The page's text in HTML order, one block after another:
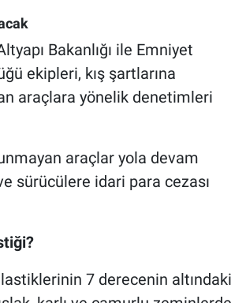
Bakanlığı ile Emniyet
ekipleri, kış şartlarına
araçlara yönelik denetimleri
araçlar yola devam
sürücülere idari para cezası
lastiklerinin 7 derecenin altındaki